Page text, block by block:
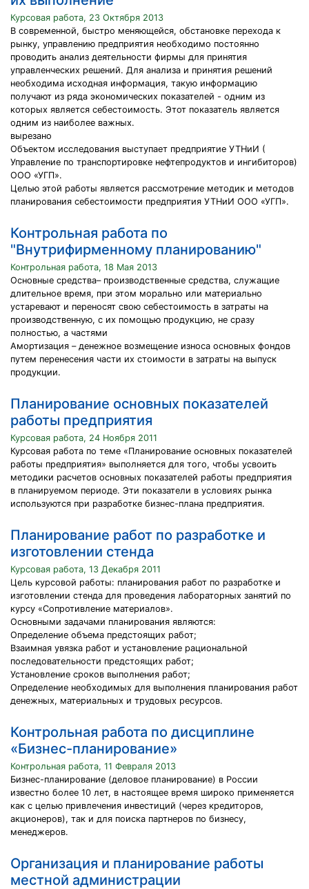
Курсовая работа, 23 Октября 2013
В современной, быстро меняющейся, обстановке перехода к
рынку, управлению предприятия необходимо постоянно
проводить анализ деятельности фирмы для принятия
управленческих решений. Для анализа и принятия решений
необходима исходная информация, такую информацию
получают из ряда экономических показателей - одним из
которых является себестоимость. Этот показатель является
одним из наиболее важных.
вырезано
Объектом исследования выступает предприятие УТНиИ (
Управление по транспортировке нефтепродуктов и ингибиторов)
ООО «УГП».
Целью этой работы является рассмотрение методик и методов
планирования себестоимости предприятия УТНиИ ООО «УГП».
Контрольная работа по
"Внутрифирменному планированию"
Контрольная работа, 18 Мая 2013
Основные средства– производственные средства, служащие
длительное время, при этом морально или материально
устаревают и переносят свою себестоимость в затраты на
производственную, с их помощью продукцию, не сразу
полностью, а частями
Амортизация – денежное возмещение износа основных фондов
путем перенесения части их стоимости в затраты на выпуск
продукции.
Планирование основных показателей
работы предприятия
Курсовая работа, 24 Ноября 2011
Курсовая работа по теме «Планирование основных показателей
работы предприятия» выполняется для того, чтобы усвоить
методики расчетов основных показателей работы предприятия
в планируемом периоде. Эти показатели в условиях рынка
используются при разработке бизнес-плана предприятия.
Планирование работ по разработке и
изготовлении стенда
Курсовая работа, 13 Декабря 2011
Цель курсовой работы: планирования работ по разработке и
изготовлении стенда для проведения лабораторных занятий по
курсу «Сопротивление материалов».
Основными задачами планирования являются:
Определение объема предстоящих работ;
Взаимная увязка работ и установление рациональной
последовательности предстоящих работ;
Установление сроков выполнения работ;
Определение необходимых для выполнения планирования работ
денежных, материальных и трудовых ресурсов.
Контрольная работа по дисциплине
«Бизнес-планирование»
Контрольная работа, 11 Февраля 2013
Бизнес-планирование (деловое планирование) в России
известно более 10 лет, в настоящее время широко применяется
как с целью привлечения инвестиций (через кредиторов,
акционеров), так и для поиска партнеров по бизнесу,
менеджеров.
Организация и планирование работы
местной администрации